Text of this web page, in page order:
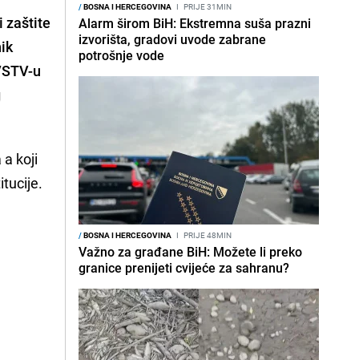
zaštite
u
a koji
/BOSNA I HERCEGOVINA I PRIJE 31MIN
Alarm širom BiH: Ekstremna suša prazni
izvorišta, gradovi uvode zabrane
potrošnje vode
/BOSNA I HERCEGOVINA I PRIJE 48MIN
Važno za građane BiH: Možete li preko
granice prenijeti cvijeće za sahranu?